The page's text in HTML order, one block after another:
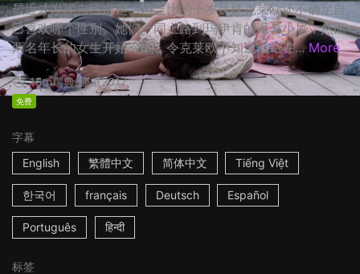
最近才发现自己也是，但盖比的十岁妹妹克莱欧还不确定自
己喜欢哪个性别。她们一同上路到玛伊肯的避暑小屋，然而
两名年长的女生开始冷战，令克莱欧不知道该站在... More
15m瑞典/挪威2017
免费
字幕
English
繁體中文 简体中文 Tiếng Việt
한국어 français Deutsch Español
Português हिन्दी
标签